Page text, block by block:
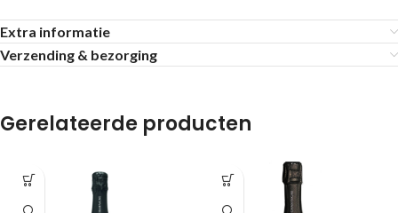
Extra informatie
Verzending & bezorging
Gerelateerde producten